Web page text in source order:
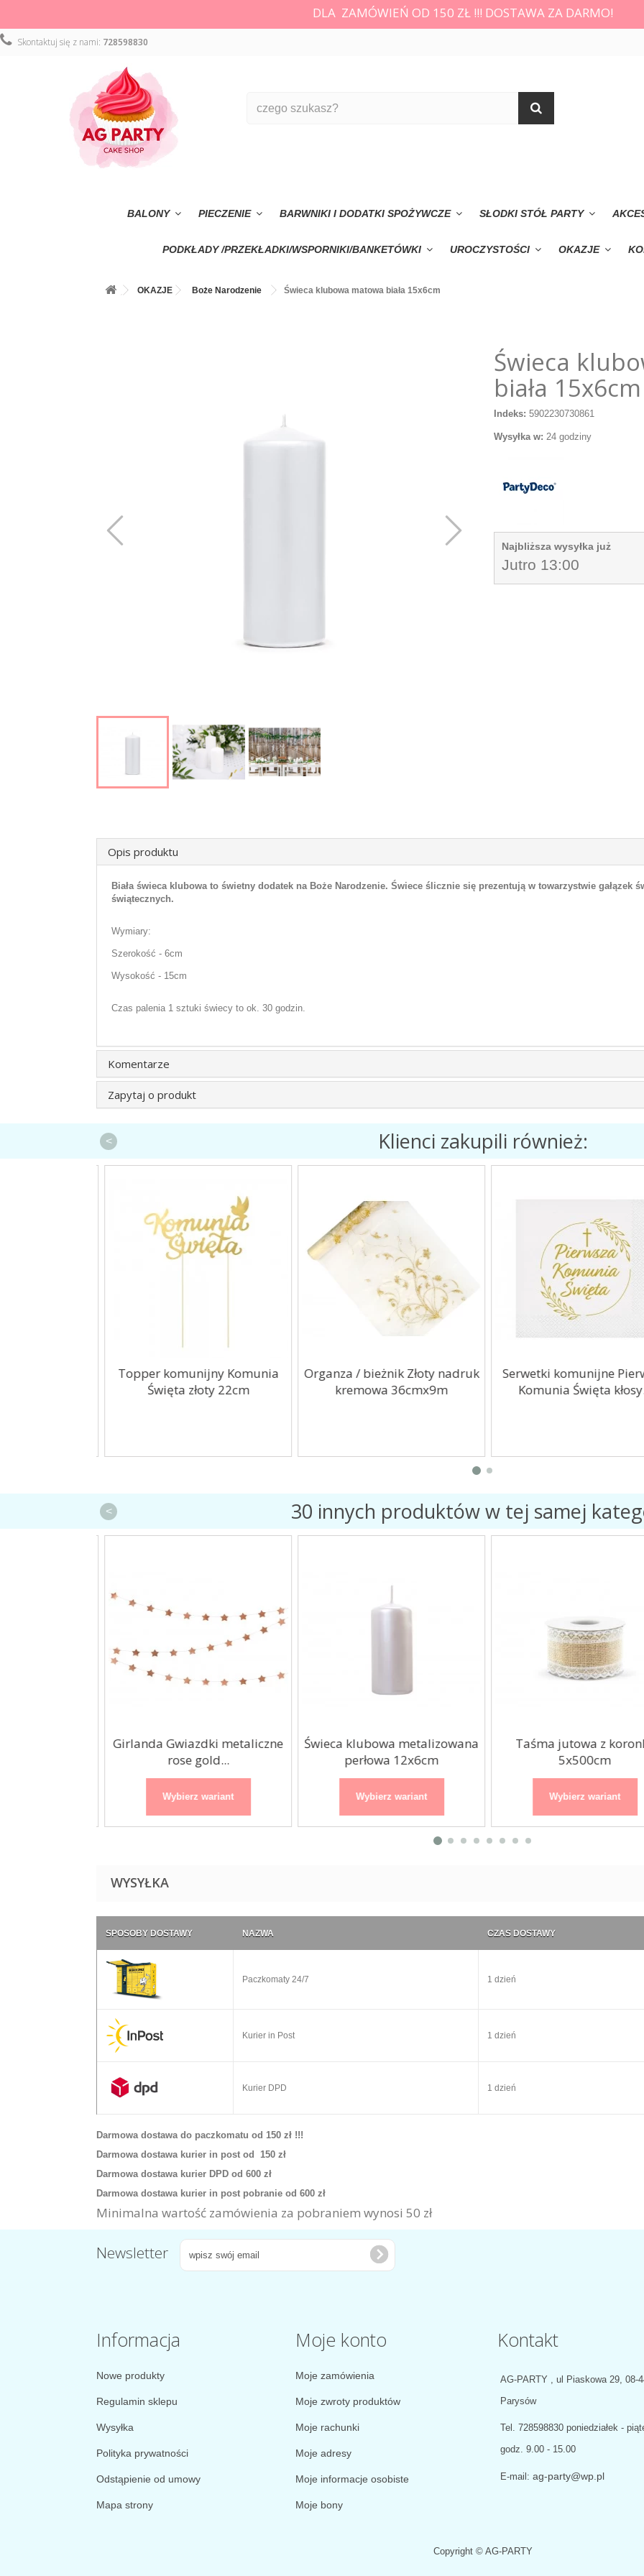
DLA ZAMÓWIEŃ OD 150 ZŁ !!! DOSTAWA ZA DARMO!
Skontaktuj się z nami: 728598830
BALONY PIECZENIE BARWNIKI I DODATKI SPOŻYWCZE SŁODKI STÓŁ PARTY
PODKŁADY /PRZEKŁADKI/WSPORNIKI/BANKETÓWKI UROCZYSTOŚCI OKAZJE
OKAZJE Boże Narodzenie Świeca klubowa matowa biała 15x6cm
Świeca
biała 15x6cm
Indeks: 5902230730861
Wysyłka w: 24 godziny
Najbliższa wysyłka już
Jutro 13:00
Opis produktu
Biała świeca klubowa to świetny dodatek na Boże Narodzenie. Świece ślicznie się prezentują w towarzystwie gałązek
świątecznych.
Wymiary:
Szerokość - 6cm
Wysokość - 15cm
Czas palenia 1 sztuki świecy to ok. 30 godzin.
Komentarze
Zapytaj o produkt
Klienci zakupili również:
Topper komunijny Komunia
Święta złoty 22cm
Organza / bieżnik Złoty nadruk
kremowa 36cmx9m
Serwetki komunijne
Komunia Święta
<
30 innych produktów w tej samej
Girlanda Gwiazdki metaliczne
rose gold...
Wybierz wariant
Świeca klubowa metalizowana
perłowa 12x6cm
Wybierz wariant
Taśma jutowa z
5x500cm
Wybierz wariant
<
WYSYŁKA
SPOSOBY DOSTAWY NAZWA CZAS DOSTAWY
Paczkomaty 24/7 1 dzień
Kurier in Post 1 dzień
Kurier DPD 1 dzień
Darmowa dostawa do paczkomatu od 150 zł !!!
Darmowa dostawa kurier in post od 150 zł
Darmowa dostawa kurier DPD od 600 zł
Darmowa dostawa kurier in post pobranie od 600 zł
Minimalna wartość zamówienia za pobraniem wynosi 50 zł
Newsletter
Informacja
Nowe produkty
Regulamin sklepu
Wysyłka
Polityka prywatności
Odstąpienie od umowy
Mapa strony
Moje konto
Moje zamówienia
Moje zwroty produktów
Moje rachunki
Moje adresy
Moje informacje osobiste
Moje bony
Kontakt
AG-PARTY , ul Piaskowa 29, 08-
Parysów
Tel. 728598830 poniedziałek -
godz. 9.00 - 15.00
E-mail: ag-party@wp.pl
Copyright © AG-PARTY